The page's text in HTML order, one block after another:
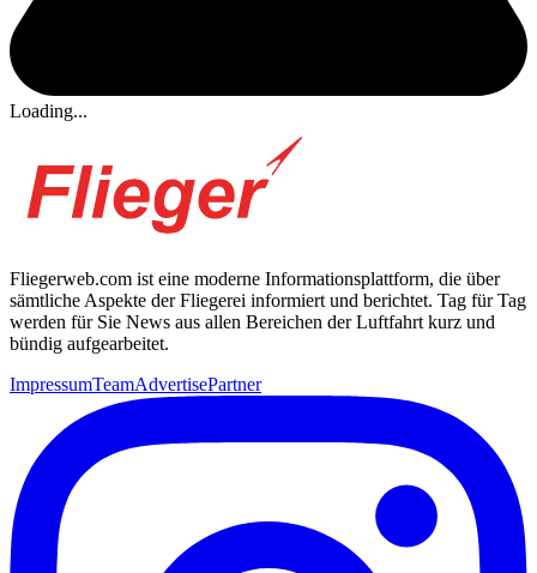
Loading...
Fliegerweb.com ist eine moderne Informationsplattform, die über
sämtliche Aspekte der Fliegerei informiert und berichtet. Tag für Tag
werden für Sie News aus allen Bereichen der Luftfahrt kurz und
bündig aufgearbeitet.
ImpressumTeamAdvertisePartner